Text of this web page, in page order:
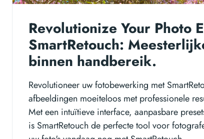
Revolutionize Your Photo
SmartRetouch:
binnen handbereik.
Revolutioneer uw fotobewerking met
afbeeldingen moeiteloos met professionele
Met een intuïtieve interface, aanpasbare
is SmartRetouch de perfecte tool voor